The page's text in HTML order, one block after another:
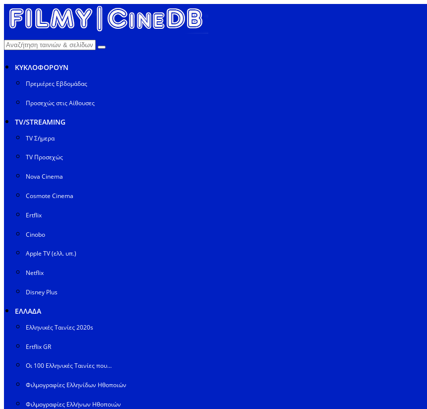
ΚΥΚΛΟΦΟΡΟΥΝ
Πρεμιέρες Εβδομάδας
Προσεχώς στις Αίθουσες
TV/STREAMING
TV Σήμερα
TV Προσεχώς
Nova Cinema
Cosmote Cinema
Ertflix
Cinobo
Apple TV (ελλ. υπ.)
Netflix
Disney Plus
ΕΛΛΑΔΑ
Ελληνικές Ταινίες 2020s
Ertflix GR
Οι 100 Ελληνικές Ταινίες που…
Φιλμογραφίες Ελληνίδων Ηθοποιών
Φιλμογραφίες Ελλήνων Ηθοποιών